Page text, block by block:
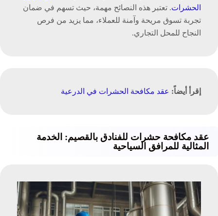
الحشرات. تعتبر هذه النصائح مهمة، حيث تسهم في ضمان
تجربة تسوق مريحة وآمنة للعملاء، مما يزيد من فرص
النجاح للمحل التجاري.
إقرأ أيضاً: عقد مكافحة الحشرات في الدرعية
عقد مكافحة حشرات للفنادق بالقصيم: الخدمة
المثالية للمرافق السياحية